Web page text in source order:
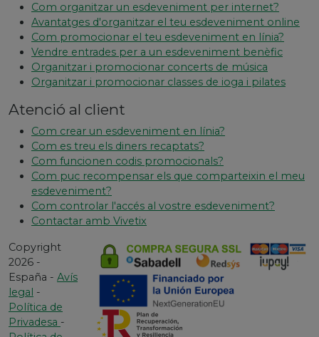
Com organitzar un esdeveniment per internet?
Avantatges d'organitzar el teu esdeveniment online
Com promocionar el teu esdeveniment en línia?
Vendre entrades per a un esdeveniment benèfic
Organitzar i promocionar concerts de música
Organitzar i promocionar classes de ioga i pilates
Atenció al client
Com crear un esdeveniment en línia?
Com es treu els diners recaptats?
Com funcionen codis promocionals?
Com puc recompensar els que comparteixin el meu
esdeveniment?
Com controlar l'accés al vostre esdeveniment?
Contactar amb Vivetix
Copyright
2026 -
España - Avís
legal -
Política de
Privadesa -